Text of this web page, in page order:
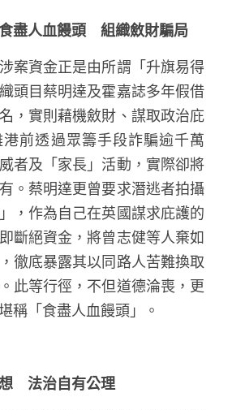
盡人血饅頭　組織斂財騙局
案資金正是由所謂「升旗易得
頭目蔡明達及霍嘉誌多年假借
，實則藉機斂財、謀取政治庇
前透過眾籌手段詐騙逾千萬
者及「家長」活動，實際卻將
。蔡明達更曾要求潛逃者拍攝
，作為自己在英國謀求庇護的
斷絕資金，將曾志健等人棄如
徹底暴露其以同路人苦難換取
此等行徑，不但道德淪喪，更
稱「食盡人血饅頭」。
　法治自有公理